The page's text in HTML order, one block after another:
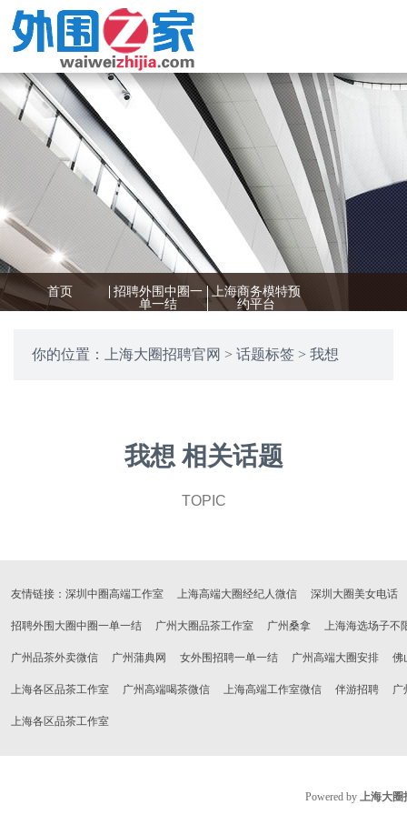
首页
招聘外围中圈一
单一结
上海商务模特预
约平台
你的位置： 上海大圈招聘官网 > 话题标签 > 我想
我想 相关话题
TOPIC
友情链接： 深圳中圈高端工作室 上海高端大圈经纪人微信 深圳大圈美女电话
招聘外围大圈中圈一单一结 广州大圈品茶工作室 广州桑拿 上海海选场子不
广州品茶外卖微信 广州蒲典网 女外围招聘一单一结 广州高端大圈安排 佛
上海各区品茶工作室 广州高端喝茶微信 上海高端工作室微信 伴游招聘 广
上海各区品茶工作室
Powered by 上海大